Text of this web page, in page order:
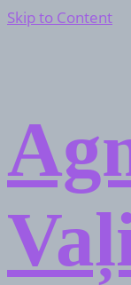
Skip to Content